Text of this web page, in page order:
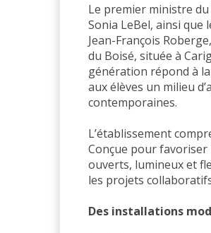
Le premier ministre du
Sonia LeBel, ainsi
Jean-François
du Boisé, située à
génération répond à
aux élèves un milieu
contemporaines.
L’établissement
Conçue pour favoriser
ouverts, lumineux et
les projets
Des installations